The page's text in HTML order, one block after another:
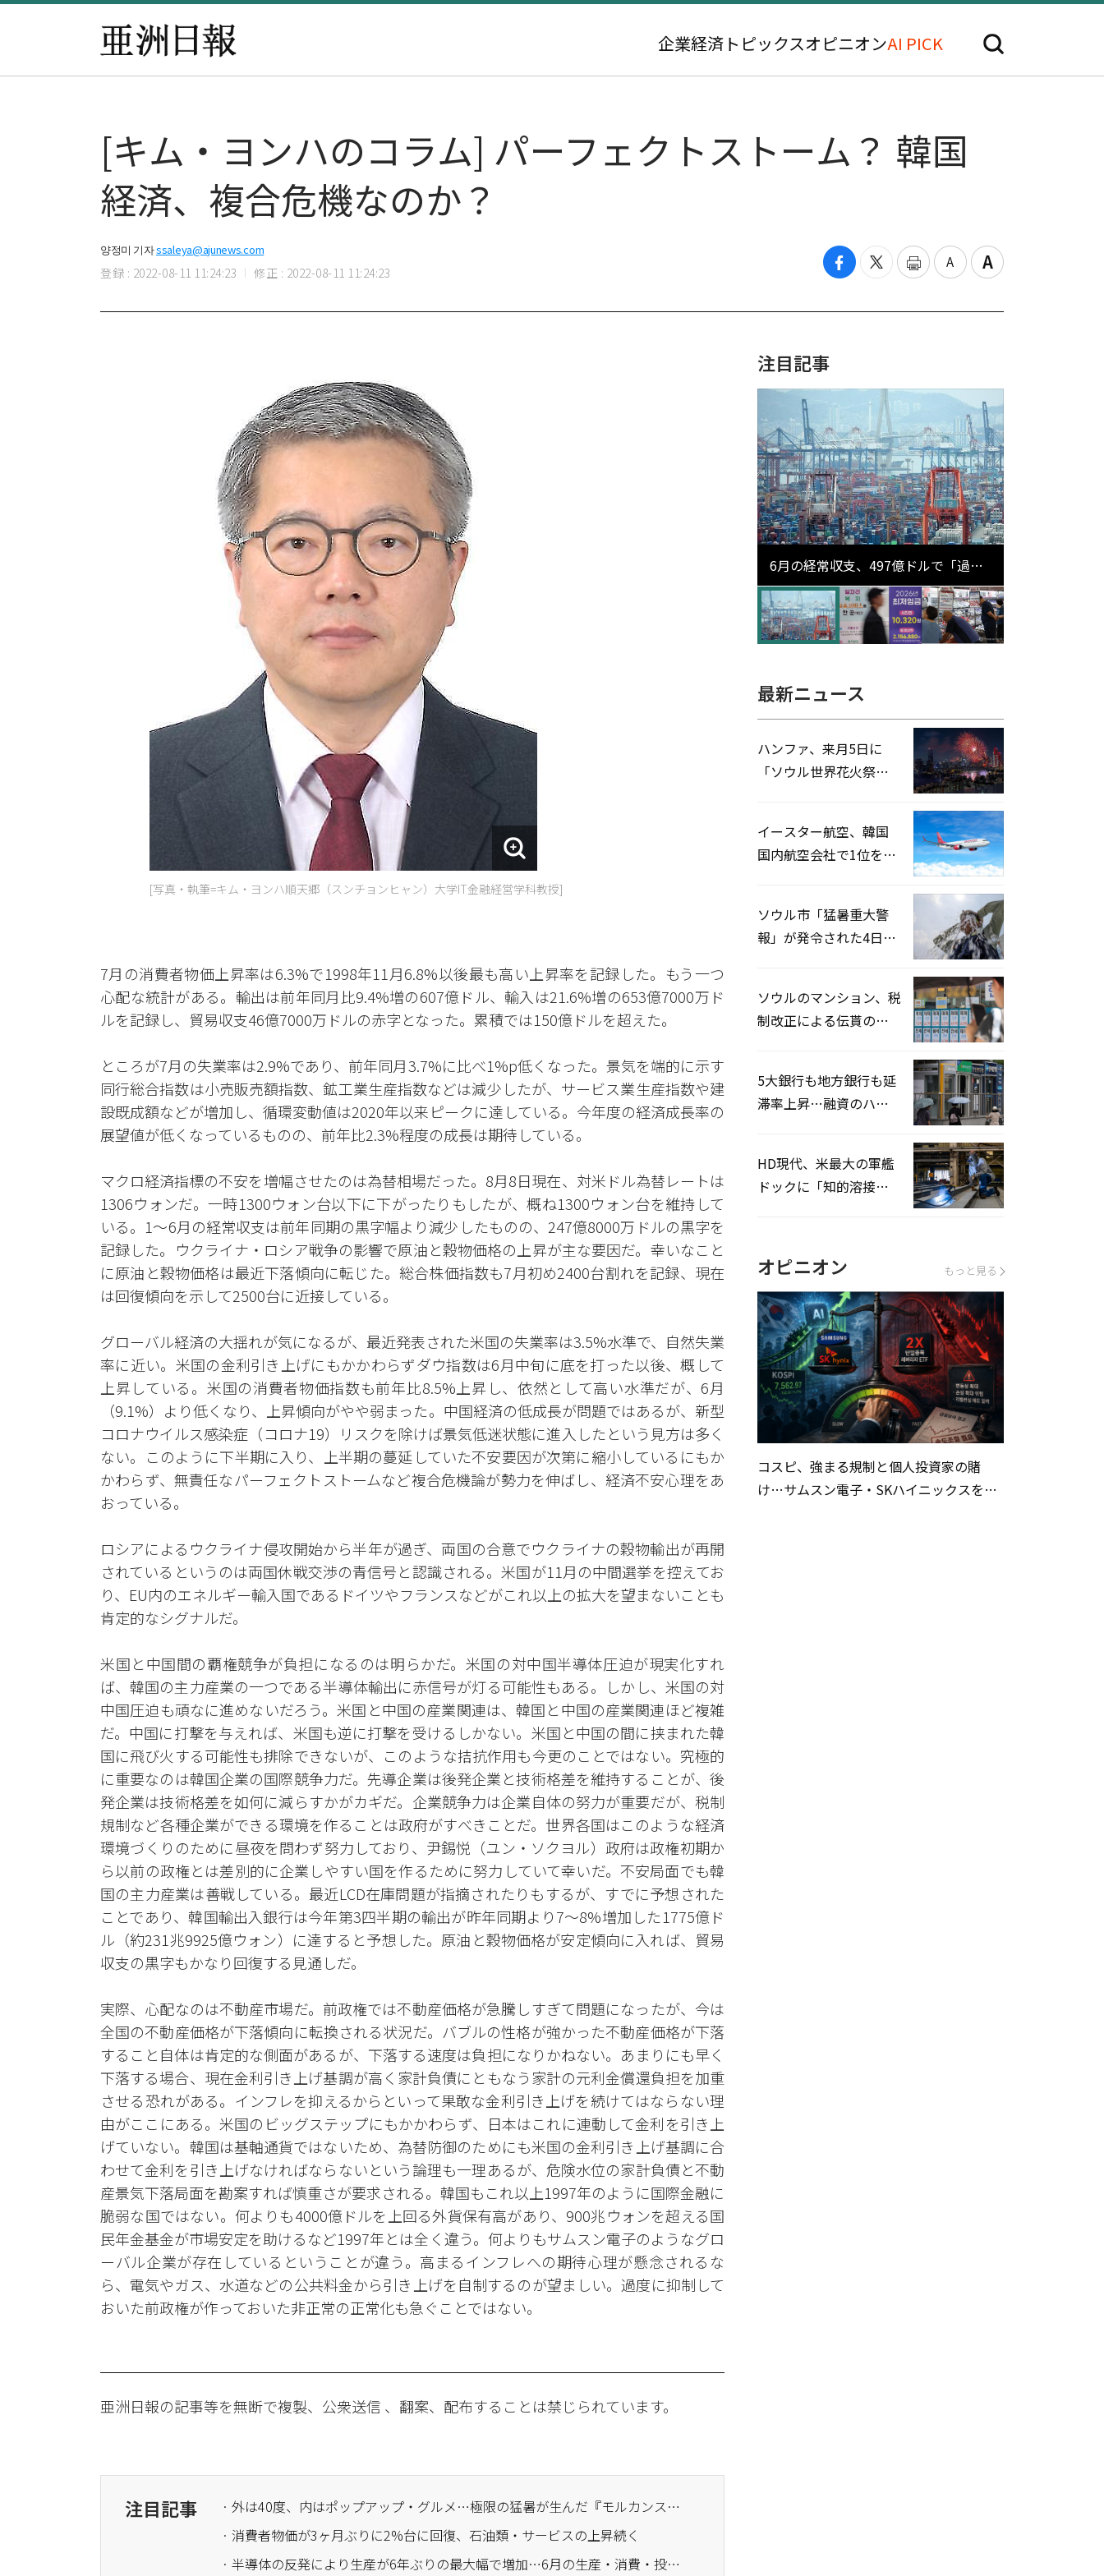
企業経済 トピックスオピニオンAI PICK
[キム・ヨンハのコラム] パーフェクトストーム？ 韓国
経済、複合危機なのか？
양정미 기자ssaleya@ajunews.com
登録 : 2022-08-11 11:24:23 修正 : 2022-08-11 11:24:23
[写真・執筆=キム・ヨンハ順天郷（スンチョンヒャン）大学IT金融経営学科教授]
7月の消費者物価上昇率は6.3%で1998年11月6.8%以後最も高い上昇率を記録した。もう一つ
心配な統計がある。輸出は前年同月比9.4%増の607億ドル、輸入は21.6%増の653億7000万ド
ルを記録し、貿易収支46億7000万ドルの赤字となった。累積では150億ドルを超えた。
ところが7月の失業率は2.9%であり、前年同月3.7%に比べ1%p低くなった。景気を端的に示す
同行総合指数は小売販売額指数、鉱工業生産指数などは減少したが、サービス業生産指数や建
設既成額などが増加し、循環変動値は2020年以来ピークに達している。今年度の経済成長率の
展望値が低くなっているものの、前年比2.3%程度の成長は期待している。
マクロ経済指標の不安を増幅させたのは為替相場だった。8月8日現在、対米ドル為替レートは
1306ウォンだ。一時1300ウォン台以下に下がったりもしたが、概ね1300ウォン台を維持して
いる。1～6月の経常収支は前年同期の黒字幅より減少したものの、247億8000万ドルの黒字を
記録した。ウクライナ・ロシア戦争の影響で原油と穀物価格の上昇が主な要因だ。幸いなこと
に原油と穀物価格は最近下落傾向に転じた。総合株価指数も7月初め2400台割れを記録、現在
は回復傾向を示して2500台に近接している。
グローバル経済の大揺れが気になるが、最近発表された米国の失業率は3.5%水準で、自然失業
率に近い。米国の金利引き上げにもかかわらずダウ指数は6月中旬に底を打った以後、概して
上昇している。米国の消費者物価指数も前年比8.5%上昇し、依然として高い水準だが、6月
（9.1%）より低くなり、上昇傾向がやや弱まった。中国経済の低成長が問題ではあるが、新型
コロナウイルス感染症（コロナ19）リスクを除けば景気低迷状態に進入したという見方は多く
ない。このように下半期に入り、上半期の蔓延していた不安要因が次第に縮小しているにもか
かわらず、無責任なパーフェクトストームなど複合危機論が勢力を伸ばし、経済不安心理をあ
おっている。
ロシアによるウクライナ侵攻開始から半年が過ぎ、両国の合意でウクライナの穀物輸出が再開
されているというのは両国休戦交渉の青信号と認識される。米国が11月の中間選挙を控えてお
り、EU内のエネルギー輸入国であるドイツやフランスなどがこれ以上の拡大を望まないことも
肯定的なシグナルだ。
米国と中国間の覇権競争が負担になるのは明らかだ。米国の対中国半導体圧迫が現実化すれ
ば、韓国の主力産業の一つである半導体輸出に赤信号が灯る可能性もある。しかし、米国の対
中国圧迫も頑なに進めないだろう。米国と中国の産業関連は、韓国と中国の産業関連ほど複雑
だ。中国に打撃を与えれば、米国も逆に打撃を受けるしかない。米国と中国の間に挟まれた韓
国に飛び火する可能性も排除できないが、このような拮抗作用も今更のことではない。究極的
に重要なのは韓国企業の国際競争力だ。先導企業は後発企業と技術格差を維持することが、後
発企業は技術格差を如何に減らすかがカギだ。企業競争力は企業自体の努力が重要だが、税制
規制など各種企業ができる環境を作ることは政府がすべきことだ。世界各国はこのような経済
環境づくりのために昼夜を問わず努力しており、尹錫悦（ユン・ソクヨル）政府は政権初期か
ら以前の政権とは差別的に企業しやすい国を作るために努力していて幸いだ。不安局面でも韓
国の主力産業は善戦している。最近LCD在庫問題が指摘されたりもするが、すでに予想された
ことであり、韓国輸出入銀行は今年第3四半期の輸出が昨年同期より7～8%増加した1775億ド
ル（約231兆9925億ウォン）に達すると予想した。原油と穀物価格が安定傾向に入れば、貿易
収支の黒字もかなり回復する見通しだ。
実際、心配なのは不動産市場だ。前政権では不動産価格が急騰しすぎて問題になったが、今は
全国の不動産価格が下落傾向に転換される状況だ。バブルの性格が強かった不動産価格が下落
すること自体は肯定的な側面があるが、下落する速度は負担になりかねない。あまりにも早く
下落する場合、現在金利引き上げ基調が高く家計負債にともなう家計の元利金償還負担を加重
させる恐れがある。インフレを抑えるからといって果敢な金利引き上げを続けてはならない理
由がここにある。米国のビッグステップにもかかわらず、日本はこれに連動して金利を引き上
げていない。韓国は基軸通貨ではないため、為替防御のためにも米国の金利引き上げ基調に合
わせて金利を引き上げなければならないという論理も一理あるが、危険水位の家計負債と不動
産景気下落局面を勘案すれば慎重さが要求される。韓国もこれ以上1997年のように国際金融に
脆弱な国ではない。何よりも4000億ドルを上回る外貨保有高があり、900兆ウォンを超える国
民年金基金が市場安定を助けるなど1997年とは全く違う。何よりもサムスン電子のようなグロ
ーバル企業が存在しているということが違う。高まるインフレへの期待心理が懸念されるな
ら、電気やガス、水道などの公共料金から引き上げを自制するのが望ましい。過度に抑制して
おいた前政権が作っておいた非正常の正常化も急ぐことではない。
亜洲日報の記事等を無断で複製、公衆送信 、翻案、配布することは禁じられています。
注目記事
· 外は40度、内はポップアップ・グルメ…極限の猛暑が生んだ『モルカンス』消費
· 消費者物価が3ヶ月ぶりに2%台に回復、石油類・サービスの上昇続く
· 半導体の反発により生産が6年ぶりの最大幅で増加…6月の生産・消費・投資が『トリプル増加』
注目記事
6月の経常収支、497億ドルで「過去
最大」…輸出が初の1000億ドル突破
最新ニュース
ハンファ、来月5日に
「ソウル世界花火祭り
イースター航空、韓国
国内航空会社で1位を記
ソウル市「猛暑重大警
報」が発令された4日、
ソウルのマンション、税
制改正による伝貰の月
5大銀行も地方銀行も延
滞率上昇…融資のハー
HD現代、米最大の軍艦
ドックに「知的溶接」
オピニオン もっと見る
コスピ、強まる規制と個人投資家の賭
け…サムスン電子・SKハイニックスを巡